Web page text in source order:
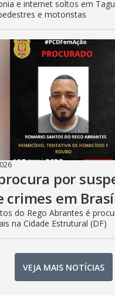
e internet soltos em
e motoristas
por
crimes em
do Rego Abrantes é
na Cidade Estrutural (DF)
VEJA MAIS NOTÍCIAS